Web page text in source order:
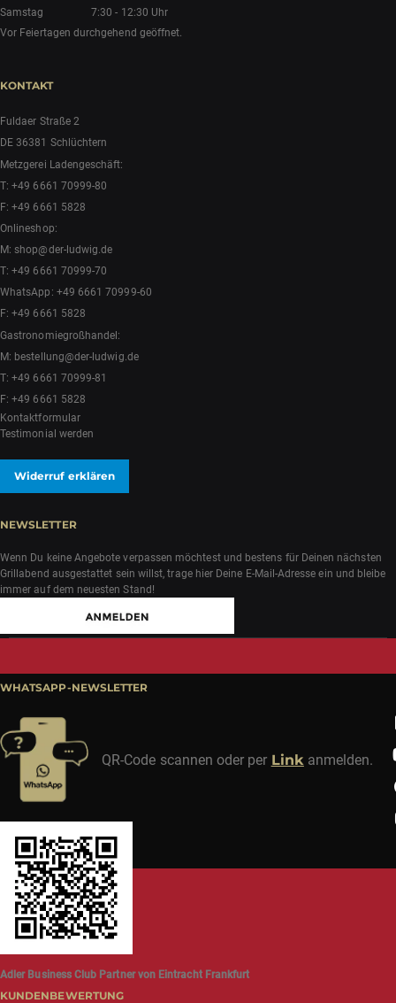
Samstag
7:30 - 12:30 Uhr
Vor Feiertagen durchgehend geöffnet.
KONTAKT
Fuldaer Straße 2
DE 36381 Schlüchtern
Metzgerei Ladengeschäft:
T:+49 6661 70999-80
F: +49 6661 5828
Onlineshop:
M:shop@der-ludwig.de
T:+49 6661 70999-70
WhatsApp: +49 6661 70999-60
F: +49 6661 5828
Gastronomiegroßhandel:
M: bestellung@der-ludwig.de
T:+49 6661 70999-81
F: +49 6661 5828
Kontaktformular
Testimonial werden
Widerruf erklären
NEWSLETTER
Wenn Du keine Angebote verpassen möchtest und bestens für Deinen nächsten
Grillabend ausgestattet sein willst, trage hier Deine E-Mail-Adresse ein und bleibe
immer auf dem neuesten Stand!
WHATSAPP-NEWSLETTER
QR-Code scannen oder per Linkanmelden.
Adler Business Club Partner von Eintracht Frankfurt
KUNDENBEWERTUNG